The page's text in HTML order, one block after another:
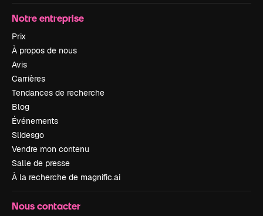
Notre entreprise
Prix
À propos de nous
Avis
Carrières
Tendances de recherche
Blog
Événements
Slidesgo
Vendre mon contenu
Salle de presse
À la recherche de magnific.ai
Nous contacter